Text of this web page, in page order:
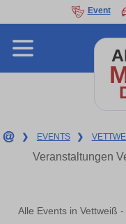
Event
❯ EVENTS ❯
Veranstaltungen
Alle Events in Vettweiß